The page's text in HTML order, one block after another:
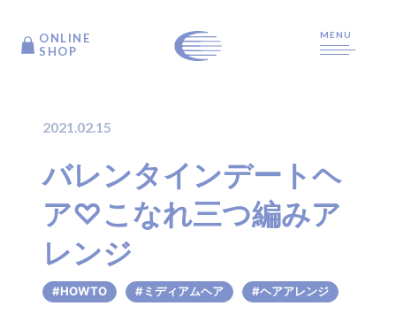
ONLINE
SHOP
MENU
2021.02.15
バレンタインデートヘ
ア♡こなれ三つ編みア
レンジ
#HOWTO #ミディアムヘア #ヘアアレンジ
ONLINE
SHOP
ARTICLE
PRODUCTS